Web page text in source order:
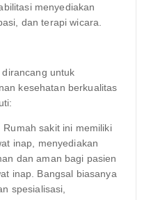
menyediakan
dan terapi wicara.
untuk
kesehatan berkualitas
Rumah sakit ini memiliki
inap, menyediakan
dan aman bagi pasien
inap. Bangsal biasanya
spesialisasi,